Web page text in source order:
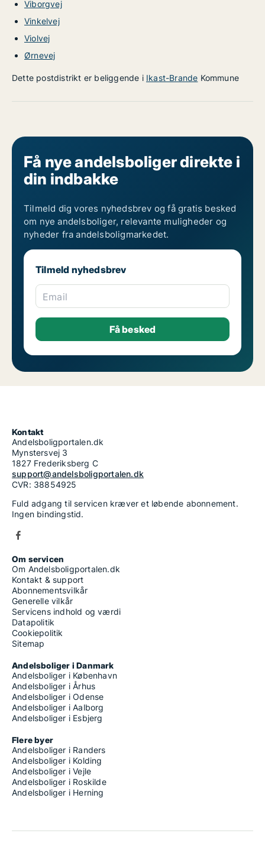
Viborgvej
Vinkelvej
Violvej
Ørnevej
Dette postdistrikt er beliggende i Ikast-Brande Kommune
Få nye andelsboliger direkte i
din indbakke
Tilmeld dig vores nyhedsbrev og få gratis besked
om nye andelsboliger, relevante muligheder og
nyheder fra andelsboligmarkedet.
Tilmeld nyhedsbrev
Email
Kontakt
Andelsboligportalen.dk
Mynstersvej 3
1827 Frederiksberg C
support@andelsboligportalen.dk
CVR: 38854925
Fuld adgang til servicen kræver et løbende abonnement.
Ingen bindingstid.
Om servicen
Om Andelsboligportalen.dk
Kontakt & support
Abonnementsvilkår
Generelle vilkår
Servicens indhold og værdi
Datapolitik
Cookiepolitik
Sitemap
Andelsboliger i Danmark
Andelsboliger i København
Andelsboliger i Århus
Andelsboliger i Odense
Andelsboliger i Aalborg
Andelsboliger i Esbjerg
Flere byer
Andelsboliger i Randers
Andelsboliger i Kolding
Andelsboliger i Vejle
Andelsboliger i Roskilde
Andelsboliger i Herning